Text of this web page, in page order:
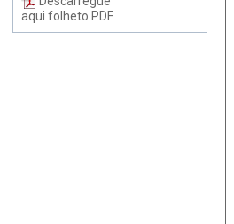
aqui folheto PDF.